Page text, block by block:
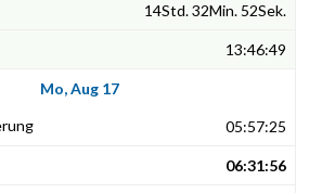
14Std. 32Min. 52Sek.
13:46:49
Mo, Aug 17
05:57:25
06:31:56